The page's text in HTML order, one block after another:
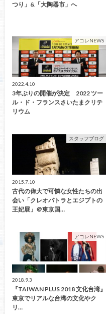
つり」&「大陶器市」へ
アコレNEWS
2022.4.10
3年ぶりの開催が決定 2022 ツー
ル・ド・フランスさいたまクリテ
リウム
スタッフブログ
2015.7.10
古代の偉大で可憐な女性たちの出
会い「クレオパトラとエジプトの
王妃展」＠東京国…
アコレNEWS
2018.9.3
『TAIWAN PLUS 2018 文化台湾』
東京でリアルな台湾の文化やク
リ…